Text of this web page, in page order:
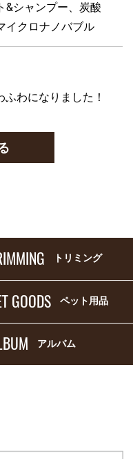
&シャンプー、炭酸
イクロナノバブル
わになりました！
トリミング
GOODS ペット用品
アルバム